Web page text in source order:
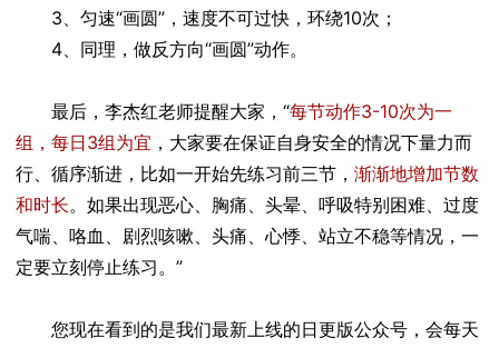
3、匀速“画圆”，速度不可过快，环绕10次；
4、同理，做反方向“画圆”动作。
最后，李杰红老师提醒大家，“每节动作3-10次为一
组，每日3组为宜 ，大家要在保证自身安全的情况下量力而
行、循序渐进，比如一开始先练习前三节， 渐渐地增加节数
和时长。如果出现恶心、胸痛、头晕、呼吸特别困难、过度
气喘、咯血、剧烈咳嗽、头痛、心悸、站立不稳等情况，一
定要立刻停止练习。”
您现在看到的是我们最新上线的日更版公众号，会每天